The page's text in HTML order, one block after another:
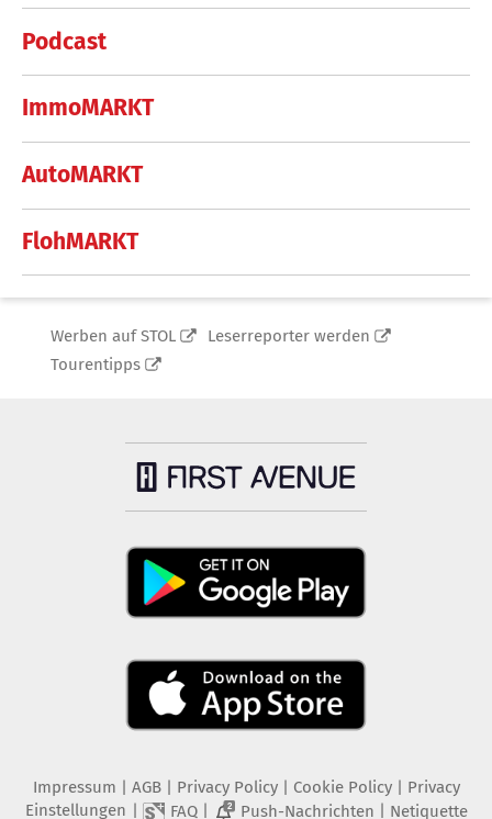
Podcast
ImmoMARKT
AutoMARKT
FlohMARKT
Werben auf STOL
Leserreporter werden
Tourentipps
Impressum AGB Privacy Policy| Cookie Policy| Privacy
Einstellungen
FAQ| 2 Push-Nachrichten Netiquette